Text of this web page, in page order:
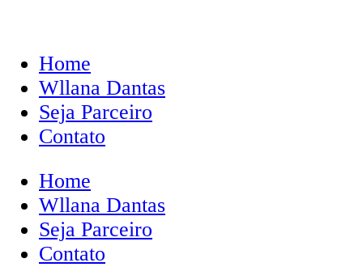
Home
Wllana Dantas
Seja Parceiro
Contato
Home
Wllana Dantas
Seja Parceiro
Contato